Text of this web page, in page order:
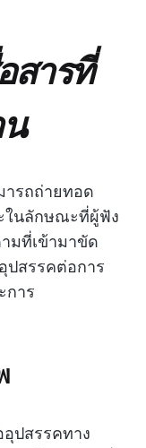
สารที่
ารถถ่ายทอด
ในลักษณะที่ผู้ฟัง
มที่เข้ามาขัด
ปสรรคต่อการ
การ
ปสรรคทาง